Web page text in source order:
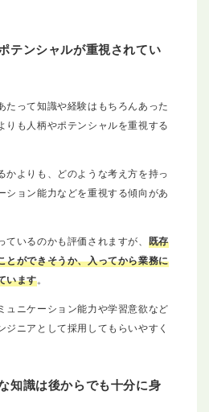
テンシャルが重視されてい
たって知識や経験はもちろんあった
りも人柄やポテンシャルを重視する
かよりも、どのような考え方を持っ
ション能力などを重視する傾向があ
いるのかも評価されますが、 既存
とができそうか、入ってから業務に
います。
ュニケーション能力や学習意欲など
ジニアとして採用してもらいやすく
知識は後からでも十分に身